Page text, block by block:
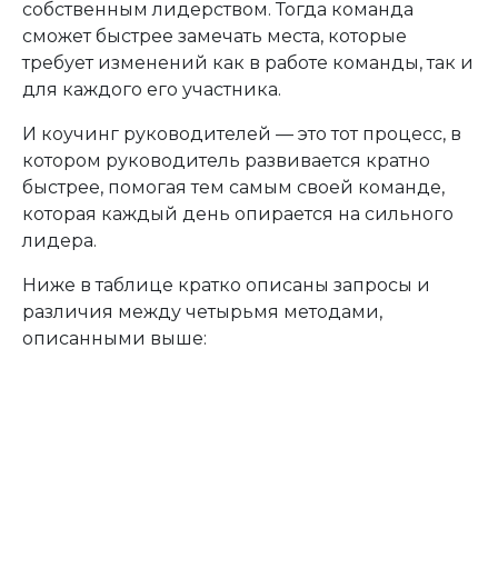
собственным лидерством. Тогда команда
сможет быстрее замечать места, которые
требует изменений как в работе команды, так и
для каждого его участника.
И коучинг руководителей — это тот процесс, в
котором руководитель развивается кратно
быстрее, помогая тем самым своей команде,
которая каждый день опирается на сильного
лидера.
Ниже в таблице кратко описаны запросы и
различия между четырьмя методами,
описанными выше: